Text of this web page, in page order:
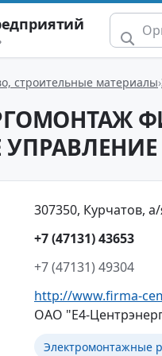
строительные материалы
307350, Курчатов,
+7 (47131) 43653
+7 (47131) 49304
http://www.firma-
ОАО "Е4-
Электромонтажные